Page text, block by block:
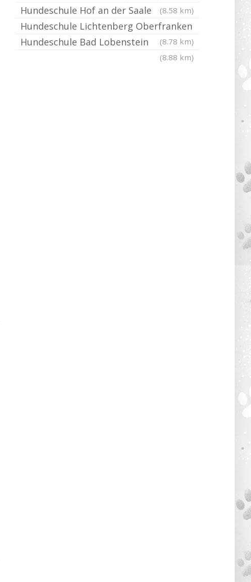
Hundeschule Hof an der Saale (8.58 km)
Hundeschule Lichtenberg Oberfranken
(8.78 km)
Hundeschule Bad Lobenstein
(8.88 km)